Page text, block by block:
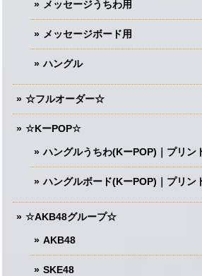
メッセージうちわ用
メッセージボード用
ハングル
☆フルオーダー☆
☆KーPOP☆
ハングルうちわ(KーPOP)｜プリン
ハングルボード(KーPOP)｜プリン
☆AKB48グループ☆
AKB48
SKE48